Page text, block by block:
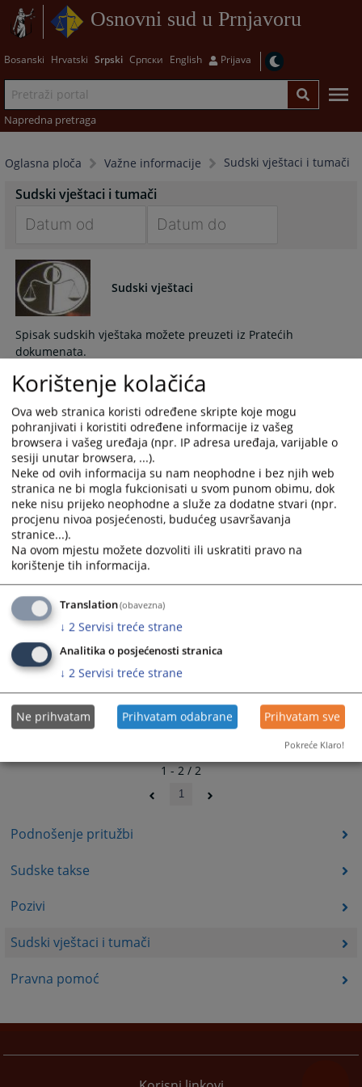
Osnovni sud u Prnjavoru
Bosanski Hrvatski Srpski Српски English Prijava
Napredna pretraga
Oglasna ploča Važne informacije Sudski vještaci i tumači
Podnošenje pritužbi
Sudske takse
Pozivi
Sudski vještaci i tumači
Pravna pomoć
Sudski vještaci i tumači
forward
to
interact
the
calendar
and
select
a
date.
Press
the
question
mark
key
to
get
the
keyboard
shortcuts
for
changing
dates.
to
the
calendar
and
select
a
date.
Press
the
question
mark
key
get
the
keyboard
shortcuts
for
changing
dates.
Sudski vještaci
Spisak sudskih vještaka možete preuzeti iz Pratećih
dokumenata.
04.02.2026.
Sudski tumači
Spisak stalnih sudskih tumača regije Banja Luka možete
preuzeti iz pratećih dokumenata.
16.06.2025.
1 - 2 / 2
1
Korištenje kolačića
Ova web stranica koristi određene skripte koje mogu
pohranjivati i koristiti određene informacije iz vašeg
browsera i vašeg uređaja (npr. IP adresa uređaja, varijable o
sesiji unutar browsera, ...).
Neke od ovih informacija su nam neophodne i bez njih web
stranica ne bi mogla fukcionisati u svom punom obimu, dok
neke nisu prijeko neophodne a služe za dodatne stvari (npr.
procjenu nivoa posjećenosti, budućeg usavršavanja
stranice...).
Na ovom mjestu možete dozvoliti ili uskratiti pravo na
korištenje tih informacija.
Translation(obavezna)
↓ 2 Servisi treće strane
Analitika o posjećenosti stranica
↓ 2 Servisi treće strane
Ne prihvatam Prihvatam odabrane Prihvatam sve
Pokreće Klaro!